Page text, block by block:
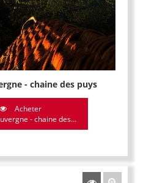
- chaine des puys
Acheter
- chaine des...